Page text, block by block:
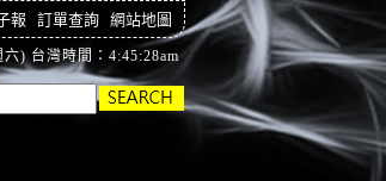
報 訂單查詢 網站地圖
) 台灣時間：4:45:29am